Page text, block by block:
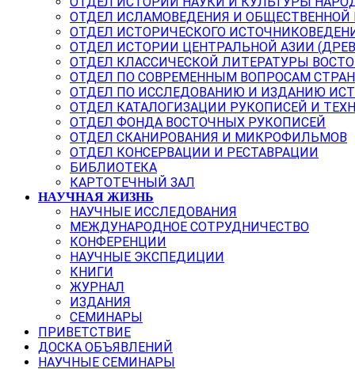
ОТДЕЛ ИСЛАМОВЕДЕНИЯ И
ОТДЕЛ ИСТОРИЧЕСКОГО
ОТДЕЛ ИСТОРИИ ЦЕНТРАЛЬНОЙ АЗИИ
ОТДЕЛ КЛАССИЧЕСКОЙ ЛИТЕРАТУРЫ
ОТДЕЛ ПО СОВРЕМЕННЫМ ВОПРОСАМ
ОТДЕЛ ПО ИССЛЕДОВАНИЮ И ИЗДАНИЮ
ОТДЕЛ КАТАЛОГИЗАЦИИ РУКОПИСЕЙ И
ОТДЕЛ ФОНДА ВОСТОЧНЫХ РУКОПИСЕЙ
ОТДЕЛ СКАНИРОВАНИЯ И МИКРОФИЛЬМОВ
ОТДЕЛ КОНСЕРВАЦИИ И РЕСТАВРАЦИИ
БИБЛИОТЕКА
КАРТОТЕЧНЫЙ ЗАЛ
НАУЧНАЯ ЖИЗНЬ
НАУЧНЫЕ ИССЛЕДОВАНИЯ
МЕЖДУНАРОДНОЕ СОТРУДНИЧЕСТВО
КОНФЕРЕНЦИИ
НАУЧНЫЕ ЭКСПЕДИЦИИ
КНИГИ
ЖУРНАЛ
ИЗДАНИЯ
СЕМИНАРЫ
ПРИВЕТСТВИЕ
ДОСКА ОБЪЯВЛЕНИЙ
НАУЧНЫЕ СЕМИНАРЫ